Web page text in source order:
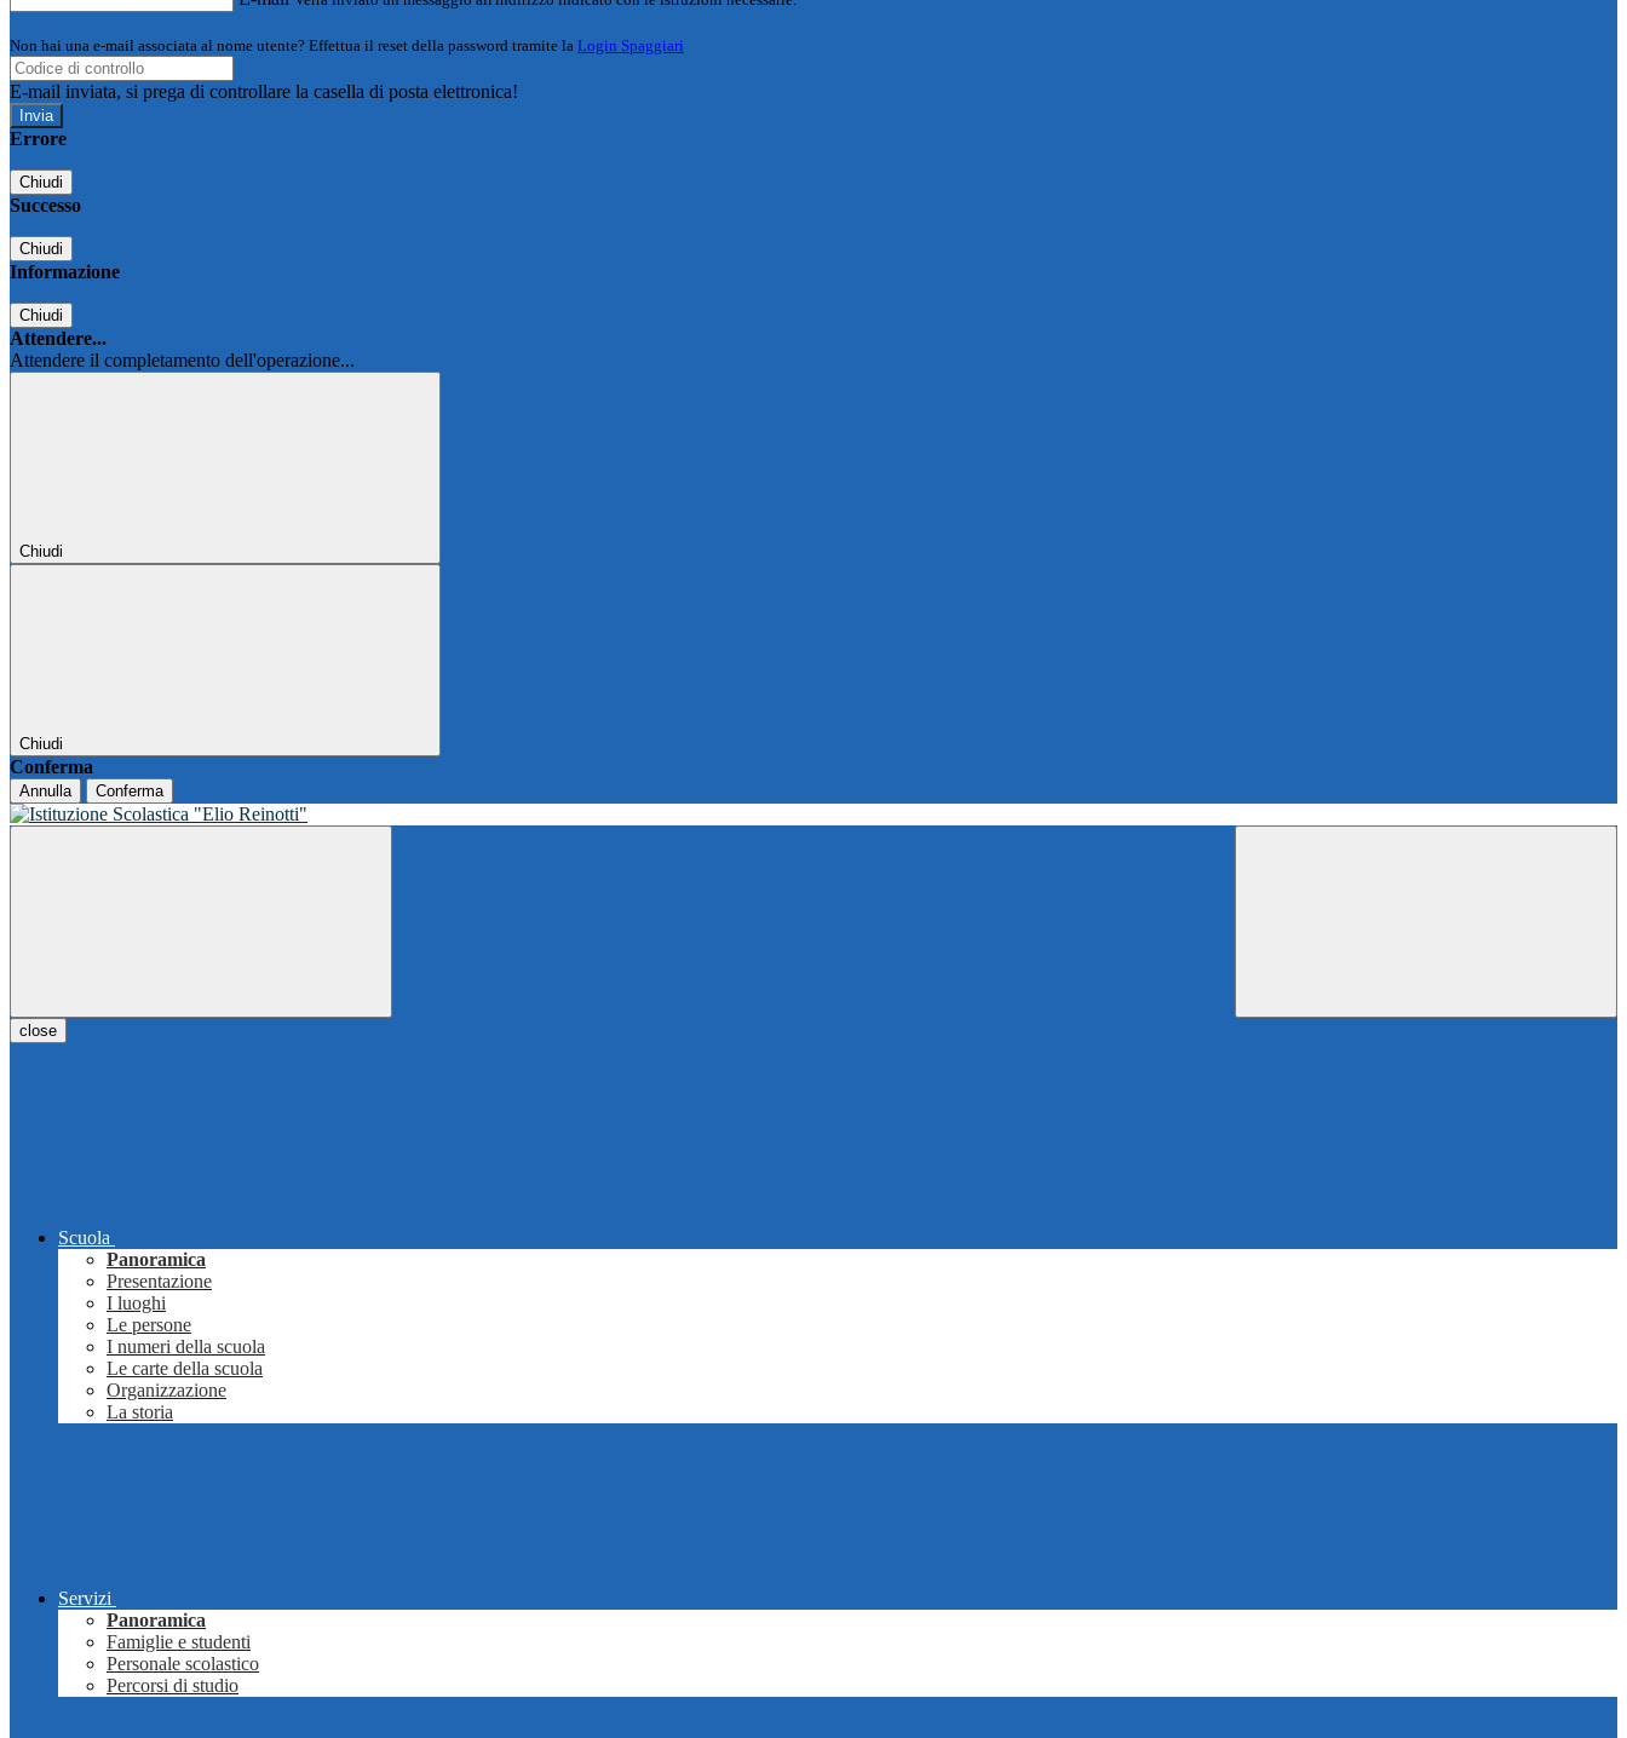
Non hai una e-mail associata al nome utente? Effettua il reset della password tramite la Login Spaggiari
E-mail inviata, si prega di controllare la casella di posta elettronica!
Errore
Chiudi
Successo
Chiudi
Informazione
Chiudi
Attendere...
Attendere il completamento dell'operazione...
Chiudi
Chiudi
Conferma
Annulla Conferma
close
Scuola
Panoramica
Presentazione
I luoghi
Le persone
I numeri della scuola
Le carte della scuola
Organizzazione
La storia
Servizi
Panoramica
Famiglie e studenti
Personale scolastico
Percorsi di studio